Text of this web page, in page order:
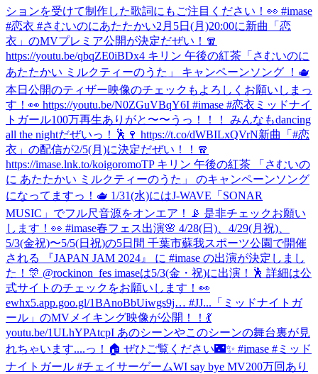
ションを受けて制作した歌詞にもご注目ください！👀 #imase
#恋衣 #さむいのにあたたかい2月5日(月)20:00に新曲「恋
衣」のMVプレミア公開が決定だぜい！🧣
https://youtu.be/qbqZE0iBDx4 キリン 午後の紅茶「さむいのに
あたたかい ミルクティーのうた」 キャンペーンソング ！🫖
本日公開のティザー映像のチェックもよろしくお願いしまっ
す！👀 https://youtu.be/N0ZGuVBqY6I #imase #恋衣 ミッドナイ
トガール100万再生ありがと〜〜うっ！！！ みんなもdancing
all the nightだぜいっ！🕺🍷 https://t.co/dWBILxQVrN新曲「#恋
衣」の配信が2/5(月)に決定だぜい！！🧣
https://imase.lnk.to/koigoromoTP キリン 午後の紅茶 「さむいの
に あたたかい ミルクティーのうた」 のキャンペーンソング
になってますっ！🫖 1/31(水)にはJ-WAVE「SONAR
MUSIC」でフル尺音源をオンエア！📡 是非チェックお願い
します！👀 #imase春フェス出演🌸 4/28(日)、4/29(月祝)、
5/3(金祝)〜5/5(日祝)の5日間 千葉市蘇我スポーツ公園で開催
される 『JAPAN JAM 2024』 に #imase の出演が決定しまし
た！🎊 @rockinon_fes imaseは5/3(金・祝)に出演！🕺 詳細は公
式サイトのチェックをお願いします！👀
ewhx5.app.goo.gl/1BAnoBbUiwgs9j… #JJ... 「ミッドナイトガ
ール」のMVメイキング映像が公開！！💃
youtu.be/1ULhYPAtcpI あのシーンやこのシーンの舞台裏が見
れちゃいます....っ！🏠 ぜひご覧ください🌃✨ #imase #ミッド
ナイトガール #チェイサーゲームWI say bye MV200万回あり